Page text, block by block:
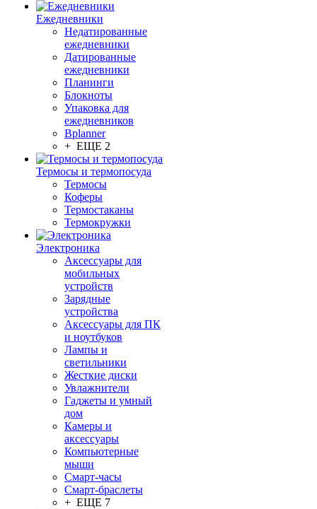
Ежедневники
Недатированные
ежедневники
Датированные
ежедневники
Планинги
Блокноты
Упаковка для
ежедневников
Bplanner
+ ЕЩЕ 2
Термосы и термопосуда
Термосы
Коферы
Термостаканы
Термокружки
Электроника
Аксессуары для
мобильных
устройств
Зарядные
устройства
Аксессуары для ПК
и ноутбуков
Лампы и
светильники
Жесткие диски
Увлажнители
Гаджеты и умный
дом
Камеры и
аксессуары
Компьютерные
мыши
Смарт-часы
Смарт-браслеты
+ ЕЩЕ 7